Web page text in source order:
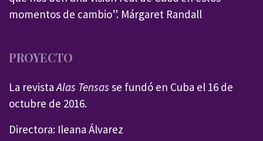
momentos de cambio”. Márgaret Randall
PROYECTO
La revistaAlas Tensas se fundó en Cuba el 16 de
octubre de 2016.
Directora: Ileana Álvarez